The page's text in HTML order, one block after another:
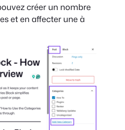
créer un nombre
et en affecter une à